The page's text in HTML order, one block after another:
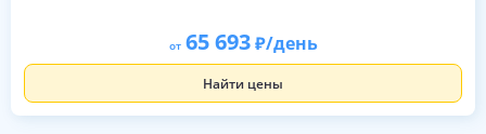
от 65 693 /день
Найти цены